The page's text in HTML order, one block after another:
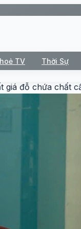
TV Thời Sự
giá đỗ chứa chất